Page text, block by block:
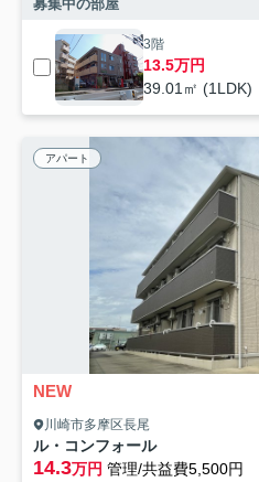
募集中の部屋
3階
13.5万円
39.01㎡ (1LDK)
アパート
NEW
川崎市多摩区長尾
ル・コンフォール
14.3万円 管理/共益費5,500円